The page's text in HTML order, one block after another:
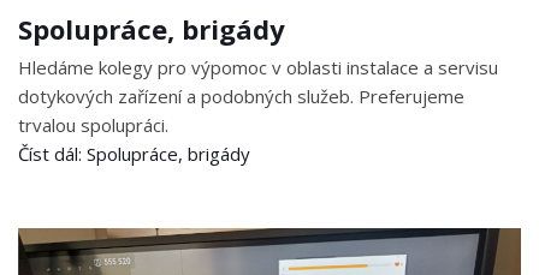
Spolupráce, brigády
Hledáme kolegy pro výpomoc v oblasti instalace a servisu
dotykových zařízení a podobných služeb. Preferujeme
trvalou spolupráci.
Číst dál: Spolupráce, brigády